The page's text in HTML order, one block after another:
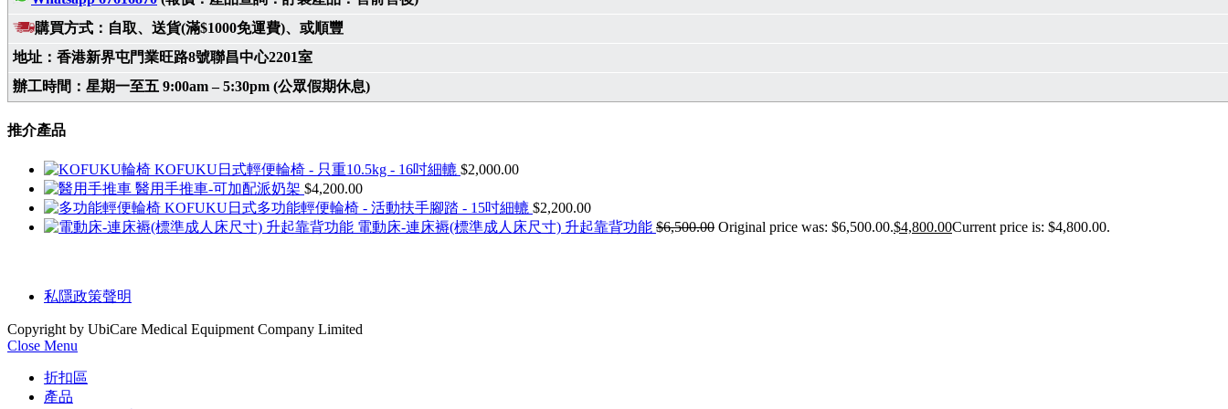
購買方式：自取、送貨(滿$1000免運費)、或順豐
地址：香港新界屯門業旺路8號聯昌中心2201室
辦工時間：星期一至五 9:00am – 5:30pm (公眾假期休息)
推介產品
KOFUKU日式輕便輪椅 - 只重10.5kg - 16吋細轆 $2,000.00
醫用手推車-可加配派奶架 $4,200.00
KOFUKU日式多功能輕便輪椅 - 活動扶手腳踏 - 15吋細轆 $2,200.00
電動床-連床褥(標準成人床尺寸) 升起靠背功能 $6,500.00 Original price was: $6,500.00.$4,800.00Current price is: $4,800.00.
私隱政策聲明
Copyright by UbiCare Medical Equipment Company Limited
Close Menu
折扣區
產品